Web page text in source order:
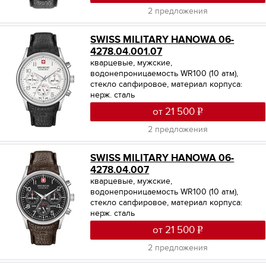
2 предложения
SWISS MILITARY HANOWA 06-
4278.04.001.07
кварцевые, мужские,
водонепроницаемость WR100 (10 атм),
стекло сапфировое, материал корпуса:
нерж. сталь
от 21 500
2 предложения
SWISS MILITARY HANOWA 06-
4278.04.007
кварцевые, мужские,
водонепроницаемость WR100 (10 атм),
стекло сапфировое, материал корпуса:
нерж. сталь
от 21 500
2 предложения